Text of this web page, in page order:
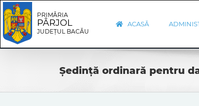
Skip
to
content
Skip
Navigation
PRIMĂRIA
PÂRJOL
JUDEȚUL BACĂU
ACASĂ
Ședință ordinară pentru